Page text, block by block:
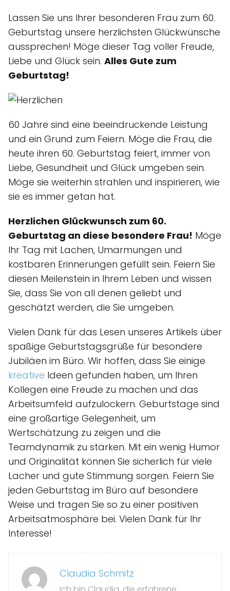
Lassen Sie uns Ihrer besonderen Frau zum 60.
Geburtstag unsere herzlichsten Glückwünsche
aussprechen! Möge dieser Tag voller Freude,
Liebe und Glück sein. Alles Gute zum
Geburtstag!
60 Jahre sind eine beeindruckende Leistung
und ein Grund zum Feiern. Möge die Frau, die
heute ihren 60. Geburtstag feiert, immer von
Liebe, Gesundheit und Glück umgeben sein.
Möge sie weiterhin strahlen und inspirieren, wie
sie es immer getan hat.
Herzlichen Glückwunsch zum 60.
Geburtstag an diese besondere Frau! Möge
Ihr Tag mit Lachen, Umarmungen und
kostbaren Erinnerungen gefüllt sein. Feiern Sie
diesen Meilenstein in Ihrem Leben und wissen
Sie, dass Sie von all denen geliebt und
geschätzt werden, die Sie umgeben.
Vielen Dank für das Lesen unseres Artikels über
spaßige Geburtstagsgrüße für besondere
Jubiläen im Büro. Wir hoffen, dass Sie einige
kreative Ideen gefunden haben, um Ihren
Kollegen eine Freude zu machen und das
Arbeitsumfeld aufzulockern. Geburtstage sind
eine großartige Gelegenheit, um
Wertschätzung zu zeigen und die
Teamdynamik zu stärken. Mit ein wenig Humor
und Originalität können Sie sicherlich für viele
Lacher und gute Stimmung sorgen. Feiern Sie
jeden Geburtstag im Büro auf besondere
Weise und tragen Sie so zu einer positiven
Arbeitsatmosphäre bei. Vielen Dank für Ihr
Interesse!
Claudia Schmitz